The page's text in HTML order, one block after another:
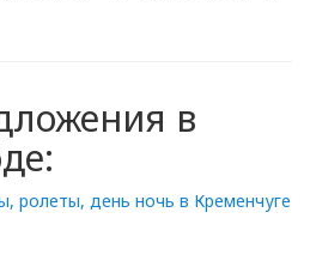
в
ролеты, день ночь в Кременчуге